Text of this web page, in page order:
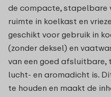
de compacte, stapelbare
ruimte in koelkast en
geschikt voor gebruik in
(zonder deksel) en
van een goed afsluitbare,
lucht- en aromadicht is.
te houden en maakt de